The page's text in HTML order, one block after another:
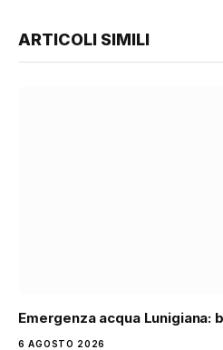
ARTICOLI SIMILI
Emergenza acqua Lunigiana:
6 AGOSTO 2026